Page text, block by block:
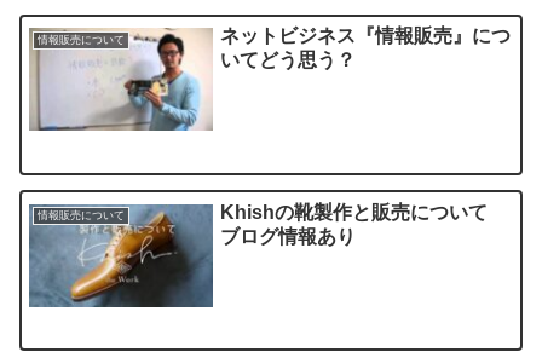
情報販売について
ネットビジネス『情報販売』につ
いてどう思う？
情報販売について
Khishの靴製作と販売について
ブログ情報あり